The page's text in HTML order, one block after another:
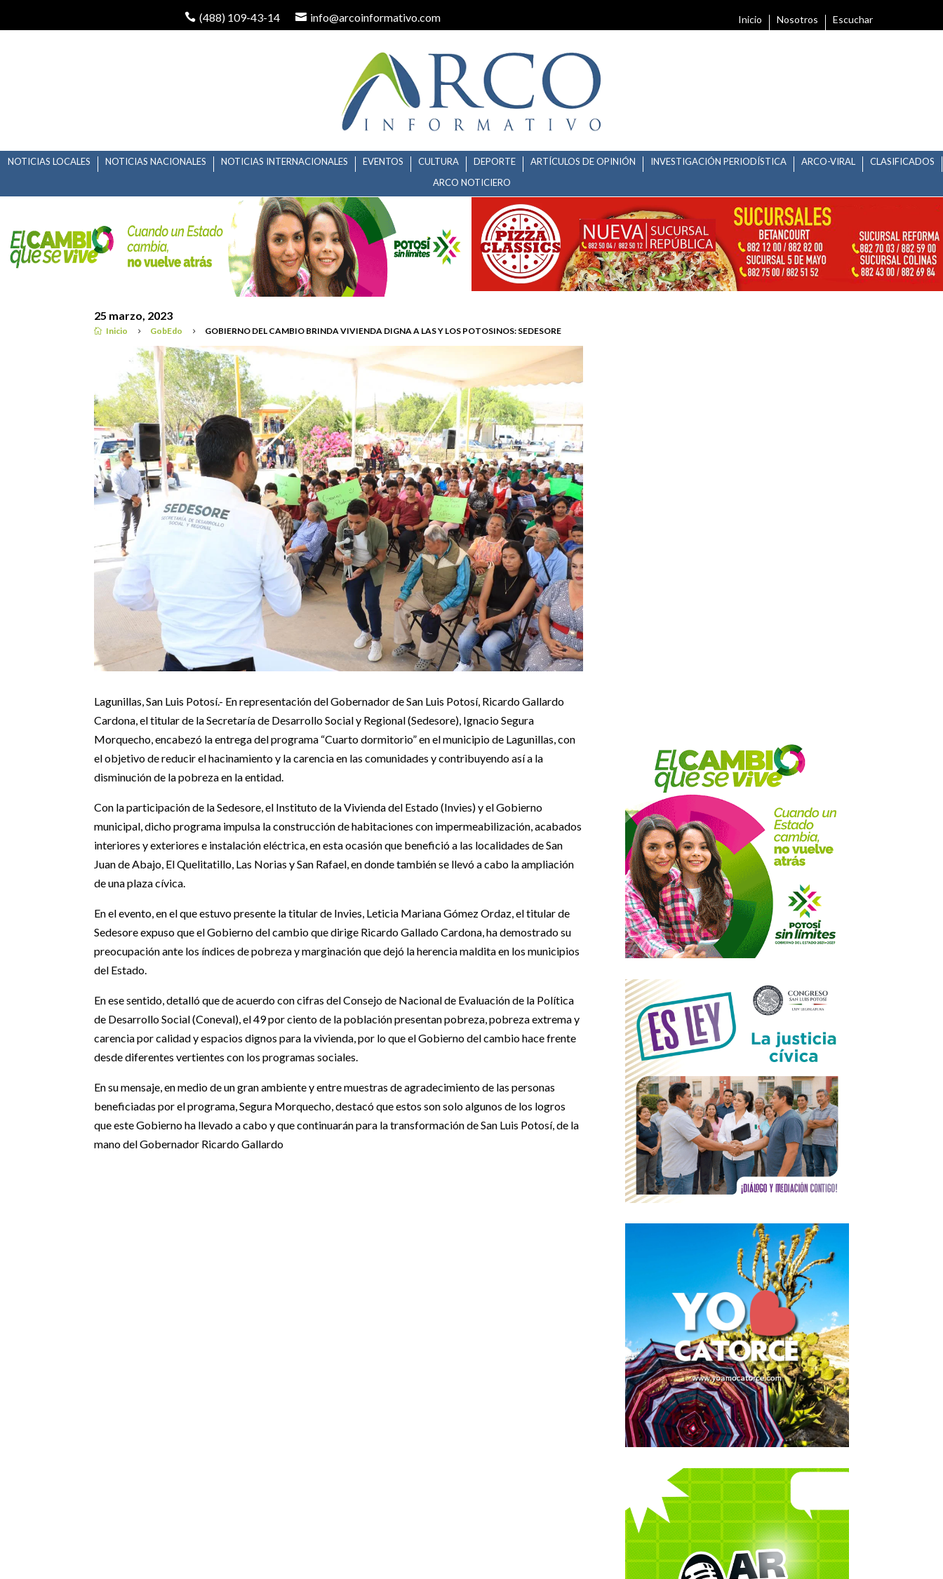
(488) 109-43-14 info@arcoinformativo.com Inicio Nosotros Escuchar
NOTICIAS LOCALES NOTICIAS NACIONALES NOTICIAS INTERNACIONALES EVENTOS CULTURA DEPORTE ARTÍCULOS DE OPINIÓN INVESTIGACIÓN PERIODÍSTICA ARCO-VIRAL
CLASIFICADOS
ARCO NOTICIERO
 Inicio 5 GobEdo 5 GOBIERNO DEL CAMBIO BRINDA VIVIENDA DIGNA A LAS Y LOS POTOSINOS: SEDESORE
GOBIERNO DEL CAMBIO BRINDA VIVIENDA DIGNA A LAS Y LOS POTOSINOS:
SEDESORE
GobEdo
25 marzo, 2023
Lagunillas, San Luis Potosí.- En representación del Gobernador de San Luis Potosí, Ricardo Gallardo
Cardona, el titular de la Secretaría de Desarrollo Social y Regional (Sedesore), Ignacio Segura
Morquecho, encabezó la entrega del programa “Cuarto dormitorio” en el municipio de Lagunillas, con
el objetivo de reducir el hacinamiento y la carencia en las comunidades y contribuyendo así a la
disminución de la pobreza en la entidad.
Con la participación de la Sedesore, el Instituto de la Vivienda del Estado (Invies) y el Gobierno
municipal, dicho programa impulsa la construcción de habitaciones con impermeabilización, acabados
interiores y exteriores e instalación eléctrica, en esta ocasión que benefició a las localidades de San
Juan de Abajo, El Quelitatillo, Las Norias y San Rafael, en donde también se llevó a cabo la ampliación
de una plaza cívica.
En el evento, en el que estuvo presente la titular de Invies, Leticia Mariana Gómez Ordaz, el titular de
Sedesore expuso que el Gobierno del cambio que dirige Ricardo Gallado Cardona, ha demostrado su
preocupación ante los índices de pobreza y marginación que dejó la herencia maldita en los municipios
del Estado.
En ese sentido, detalló que de acuerdo con cifras del Consejo de Nacional de Evaluación de la Política
de Desarrollo Social (Coneval), el 49 por ciento de la población presentan pobreza, pobreza extrema y
carencia por calidad y espacios dignos para la vivienda, por lo que el Gobierno del cambio hace frente
desde diferentes vertientes con los programas sociales.
En su mensaje, en medio de un gran ambiente y entre muestras de agradecimiento de las personas
beneficiadas por el programa, Segura Morquecho, destacó que estos son solo algunos de los logros
que este Gobierno ha llevado a cabo y que continuarán para la transformación de San Luis Potosí, de la
mano del Gobernador Ricardo Gallardo